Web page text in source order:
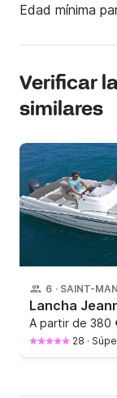
Edad mínima
Verificar
similares
6 · SAINT-
A partir de 380
28 ·